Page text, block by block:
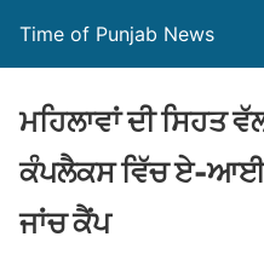
Time of Punjab News
ਮਹਿਲਾਵਾਂ ਦੀ ਸਿਹਤ
ਕੰਪਲੈਕਸ ਵਿੱਚ ਏ-ਆਈ
ਜਾਂਚ ਕੈਂਪ